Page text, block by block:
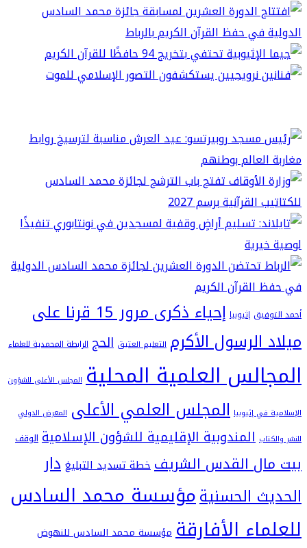
إثيوبيا
إحياء ذكرى مرور 15 قرنا على
الرسول الأكرم التعليم العتيق الحج الرابطة المحمدية للعلماء
العلمية المحلية المجلس الأعلى للشؤون
إثيوبيا المجلس العلمي الأعلى المعرض الدولي
المندوبية الإقليمية للشؤون الإسلامية الوقف
القدس الشريفخطة تسديد التبليغدار
الحسنيةمؤسسة محمد السادس
الأفارقة مؤسسة محمد السادس للنهوض